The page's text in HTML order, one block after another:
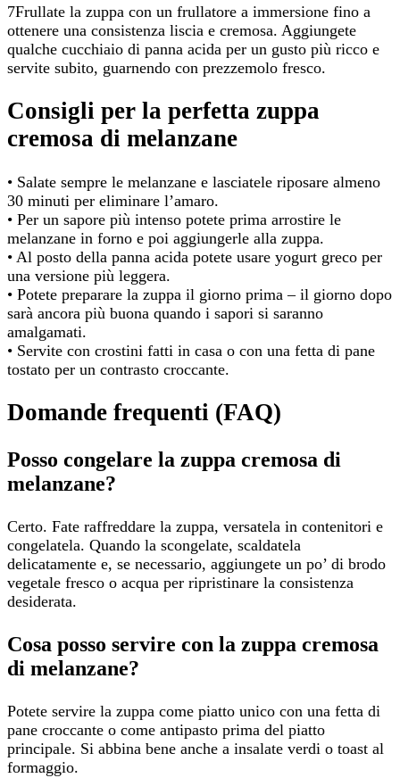
7Frullate la zuppa con un frullatore a immersione fino a
ottenere una consistenza liscia e cremosa. Aggiungete
qualche cucchiaio di panna acida per un gusto più ricco e
servite subito, guarnendo con prezzemolo fresco.
Consigli per la perfetta zuppa
cremosa di melanzane
• Salate sempre le melanzane e lasciatele riposare almeno
30 minuti per eliminare l’amaro.
• Per un sapore più intenso potete prima arrostire le
melanzane in forno e poi aggiungerle alla zuppa.
• Al posto della panna acida potete usare yogurt greco per
una versione più leggera.
• Potete preparare la zuppa il giorno prima – il giorno dopo
sarà ancora più buona quando i sapori si saranno
amalgamati.
• Servite con crostini fatti in casa o con una fetta di pane
tostato per un contrasto croccante.
Domande frequenti (FAQ)
Posso congelare la zuppa cremosa di
melanzane?
Certo. Fate raffreddare la zuppa, versatela in contenitori e
congelatela. Quando la scongelate, scaldatela
delicatamente e, se necessario, aggiungete un po’ di brodo
vegetale fresco o acqua per ripristinare la consistenza
desiderata.
Cosa posso servire con la zuppa cremosa
di melanzane?
Potete servire la zuppa come piatto unico con una fetta di
pane croccante o come antipasto prima del piatto
principale. Si abbina bene anche a insalate verdi o toast al
formaggio.